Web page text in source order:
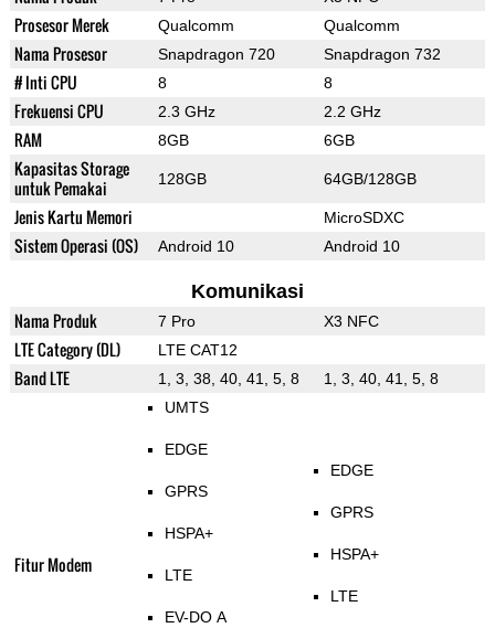
Prosesor Merek Qualcomm Qualcomm
Nama Prosesor Snapdragon 720 Snapdragon 732
# Inti CPU 8 8
Frekuensi CPU 2.3 GHz 2.2 GHz
RAM 8GB 6GB
Kapasitas Storage
untuk Pemakai
128GB 64GB/128GB
Jenis Kartu Memori MicroSDXC
Sistem Operasi (OS) Android 10 Android 10
Komunikasi
Nama Produk 7 Pro X3 NFC
LTE Category (DL) LTE CAT12
Band LTE 1, 3, 38, 40, 41, 5, 8 1, 3, 40, 41, 5, 8
Fitur Modem
UMTS
EDGE
GPRS
HSPA+
LTE
EV-DO A
EDGE
GPRS
HSPA+
LTE